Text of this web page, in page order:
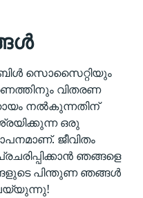
സൊസൈറ്റിയും
വിതരണ
നൽകുന്നതിന്
ഒരു
ജീവിതം
ഞങ്ങളെ
പിന്തുണ ഞങ്ങൾ